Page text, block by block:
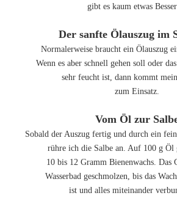
gibt es kaum etwas
Der sanfte Ölauszug im
Normalerweise braucht ein Ölauszug
Wenn es aber schnell gehen soll oder
sehr feucht ist, dann kommt
zum Einsatz.
Vom Öl zur
Sobald der Auszug fertig und durch ein
rühre ich die Salbe an. Auf 100 g Öl
10 bis 12 Gramm Bienenwachs. Das
Wasserbad geschmolzen, bis das
ist und alles miteinander